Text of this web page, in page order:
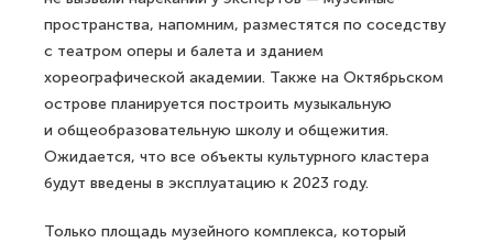
пространства, напомним, разместятся по соседству
с театром оперы и балета и зданием
хореографической академии. Также на Октябрьском
острове планируется построить музыкальную
и общеобразовательную школу и общежития.
Ожидается, что все объекты культурного кластера
будут введены в эксплуатацию к 2023 году.
Только площадь музейного комплекса, который